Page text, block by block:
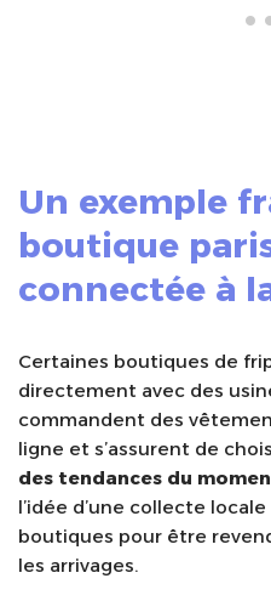
Un exemple
boutique
connectée à
Certaines boutiques de
directement avec des
commandent des
ligne et s’assurent de
des tendances du
l’idée d’une collecte
boutiques pour être
les arrivages.